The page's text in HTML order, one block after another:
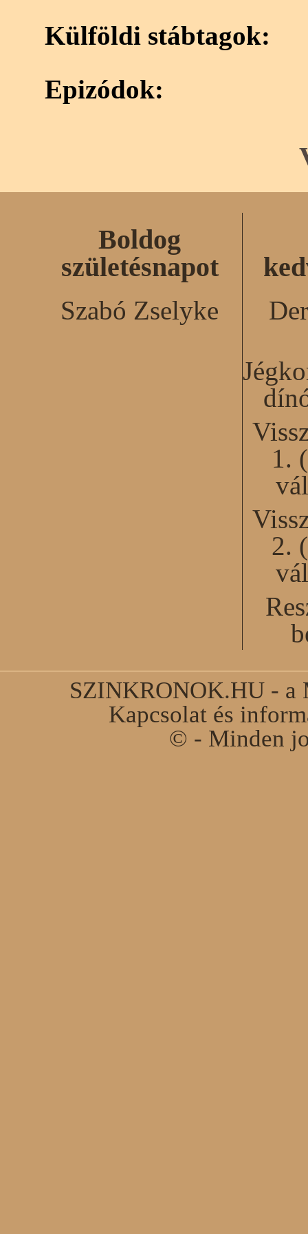
Külföldi stábtagok:
Epizódok:
Boldog
születésnapot
Szabó Zselyke
1.
2.
SZINKRONOK.HU - a
Kapcsolat és
© - Minden